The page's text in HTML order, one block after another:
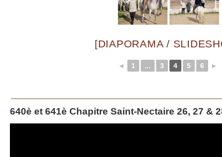
[DIAPORAMA /
◄ 1 ... 3 4 5 6 ►
640è et 641è Chapitre Saint-Nectaire 26, 27 &